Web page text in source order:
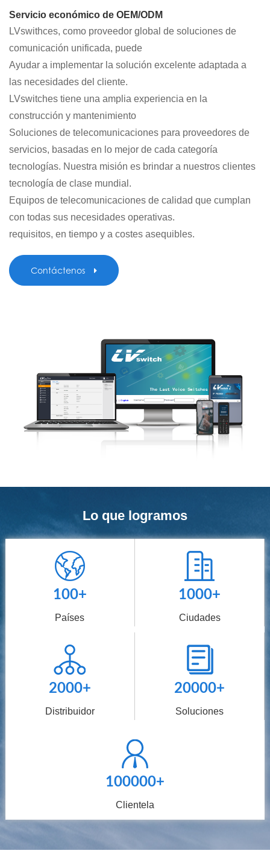
Servicio económico de OEM/ODM
LVswithces, como proveedor global de soluciones de
comunicación unificada, puede
Ayudar a implementar la solución excelente adaptada a
las necesidades del cliente.
LVswitches tiene una amplia experiencia en la
construcción y mantenimiento
Soluciones de telecomunicaciones para proveedores de
servicios, basadas en lo mejor de cada categoría
tecnologías. Nuestra misión es brindar a nuestros clientes
tecnología de clase mundial.
Equipos de telecomunicaciones de calidad que cumplan
con todas sus necesidades operativas.
requisitos, en tiempo y a costes asequibles.
Contáctenos
Lo que logramos
100+
Países
1000+
Ciudades
2000+
Distribuidor
20000+
Soluciones
100000+
Clientela